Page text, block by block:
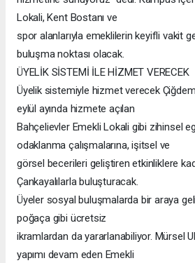
Lokali, Kent Bostanı ve
spor alanlarıyla emeklilerin keyifli vakit
buluşma noktası olacak.
ÜYELİK SİSTEMİ İLE HİZMET VERECEK
Üyelik sistemiyle hizmet verecek
eylül ayında hizmete açılan
Bahçelievler Emekli Lokali gibi zihinsel
odaklanma çalışmalarına, işitsel ve
görsel becerileri geliştiren etkinliklere
Çankayalılarla buluşturacak.
Üyeler sosyal buluşmalarda bir araya
poğaça gibi ücretsiz
ikramlardan da yararlanabiliyor. Mürsel
yapımı devam eden Emekli